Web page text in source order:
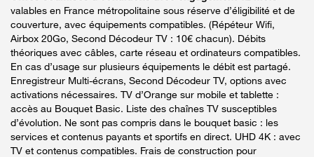
valables en France métropolitaine sous réserve d’éligibilité et de
couverture, avec équipements compatibles. (Répéteur Wifi,
Airbox 20Go, Second Décodeur TV : 10€ chacun). Débits
théoriques avec câbles, carte réseau et ordinateurs compatibles.
En cas d’usage sur plusieurs équipements le débit est partagé.
Enregistreur Multi-écrans, Second Décodeur TV, options avec
activations nécessaires. TV d’Orange sur mobile et tablette :
accès au Bouquet Basic. Liste des chaînes TV susceptibles
d’évolution. Ne sont pas compris dans le bouquet basic : les
services et contenus payants et sportifs en direct. UHD 4K : avec
TV et contenus compatibles. Frais de construction pour